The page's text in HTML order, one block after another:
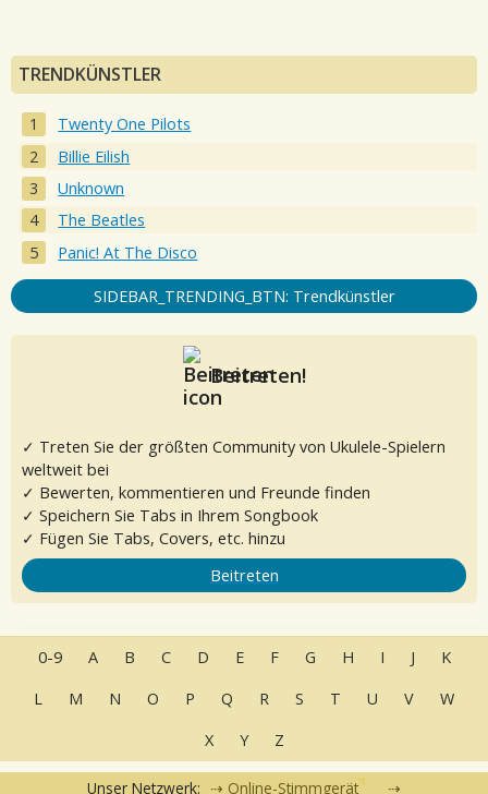
TRENDKÜNSTLER
Twenty One Pilots
Billie Eilish
Unknown
The Beatles
Panic! At The Disco
SIDEBAR_TRENDING_BTN: Trendkünstler
Beitreten!
✓ Treten Sie der größten Community von Ukulele-Spielern
weltweit bei
✓ Bewerten, kommentieren und Freunde finden
✓ Speichern Sie Tabs in Ihrem Songbook
✓ Fügen Sie Tabs, Covers, etc. hinzu
Beitreten
0-9 A B C D E F G H I J
K
L
M N O P Q R S T U V
W
X
Y Z
Unser Netzwerk: Online-Stimmgerät